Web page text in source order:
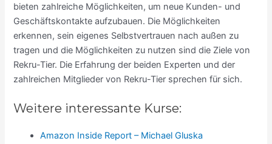
bieten zahlreiche Möglichkeiten, um neue Kunden- und
Geschäftskontakte aufzubauen. Die Möglichkeiten
erkennen, sein eigenes Selbstvertrauen nach außen zu
tragen und die Möglichkeiten zu nutzen sind die Ziele von
Rekru-Tier. Die Erfahrung der beiden Experten und der
zahlreichen Mitglieder von Rekru-Tier sprechen für sich.
Weitere interessante Kurse:
Amazon Inside Report – Michael Gluska